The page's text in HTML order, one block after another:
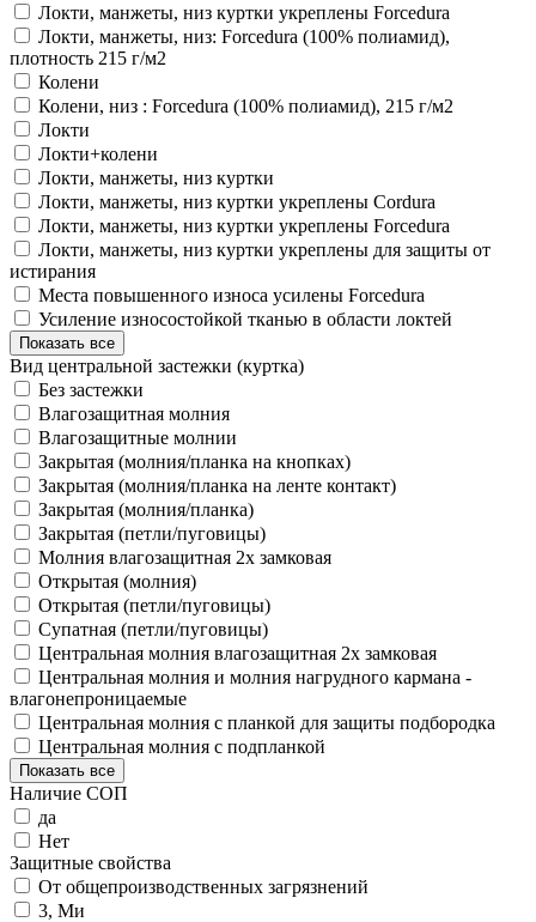
Локти, манжеты, низ куртки укреплены Forcedura
Локти, манжеты, низ: Forcedura (100% полиамид),
плотность 215 г/м2
Колени
Колени, низ : Forcedura (100% полиамид), 215 г/м2
Локти
Локти+колени
Локти, манжеты, низ куртки
Локти, манжеты, низ куртки укреплены Cordura
Локти, манжеты, низ куртки укреплены Forcedura
Локти, манжеты, низ куртки укреплены для защиты от
истирания
Места повышенного износа усилены Forcedura
Усиление износостойкой тканью в области локтей
Показать все
Вид центральной застежки (куртка)
Без застежки
Влагозащитная молния
Влагозащитные молнии
Закрытая (молния/планка на кнопках)
Закрытая (молния/планка на ленте контакт)
Закрытая (молния/планка)
Закрытая (петли/пуговицы)
Молния влагозащитная 2х замковая
Открытая (молния)
Открытая (петли/пуговицы)
Супатная (петли/пуговицы)
Центральная молния влагозащитная 2х замковая
Центральная молния и молния нагрудного кармана -
влагонепроницаемые
Центральная молния с планкой для защиты подбородка
Центральная молния с подпланкой
Показать все
Наличие СОП
да
Нет
Защитные свойства
От общепроизводственных загрязнений
3, Ми